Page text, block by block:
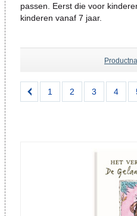
passen. Eerst die voor
kinderen vanaf 7 jaar.
1 2 3 4